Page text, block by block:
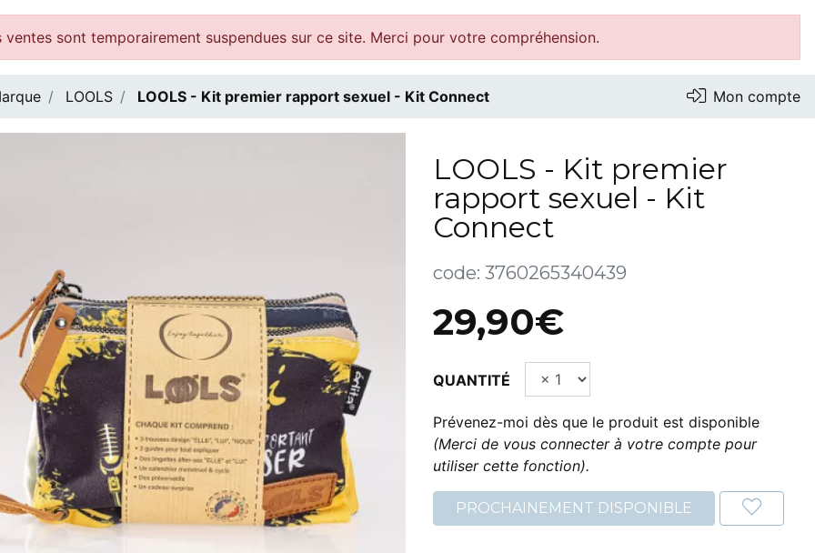
ventes sont temporairement suspendues sur ce site. Merci pour votre compréhension.
LOOLS LOOLS - Kit premier rapport sexuel - Kit Connect Mon compte
LOOLS - Kit premier
rapport sexuel - Kit
Connect
code: 3760265340439
29,90€
QUANTITÉ
Prévenez-moi dès que le produit est disponible
(Merci de vous connecter à votre compte pour
utiliser cette fonction).
PROCHAINEMENT DISPONIBLE